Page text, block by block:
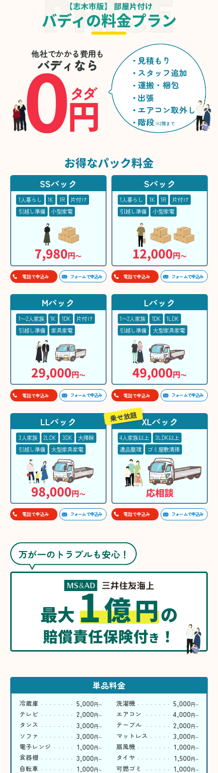
【志木市版】 部屋片付け
バディの料金プラン
他社でかかる費用も
バディなら
0円
タダ
見積もり
スタッフ追加
運搬・梱包
出張
エアコン取外し
階段 ※2階まで
お得なパック料金
SSパック
1人暮らし 1K 1R
片付け
引越し準備
小型家電
7,980円〜
電話で申込み フォームで申込み
Sパック
1人暮らし 1K 1R
片付け
引越し準備
小型家電
12,000円〜
電話で申込み フォームで申込み
Mパック
1〜2人家族 1K 1DK
片付け
引越し準備
家具家電
29,000円〜
電話で申込み フォームで申込み
Lパック
1〜2人家族 1DK
1LDK
引越し準備
大型家具家電
49,000円〜
電話で申込み フォームで申込み
LLパック
3人家族 2LDK 3DK
大掃除
引越し準備
大型家具家電
98,000円〜
電話で申込み フォームで申込み
XLパック
4人家族以上
3LDK以上
遺品整理
ゴミ屋敷清掃
応相談
乗せ放題
電話で申込み フォームで申込み
万が一のトラブルも安心！
最大1億円の
賠償責任保険付き ！
単品料金
冷蔵庫 5,000円〜 洗濯機 5,000円〜
テレビ 2,000円〜 エアコン 4,000円〜
タンス 3,000円〜 テーブル 2,000円〜
ソファ 3,000円〜 マットレス 3,000円〜
電子レンジ 1,000円〜 扇風機 1,000円〜
食器棚 3,000円〜 タイヤ 1,500円〜
自転車 1,000円〜 可燃ゴミ 1,000円〜